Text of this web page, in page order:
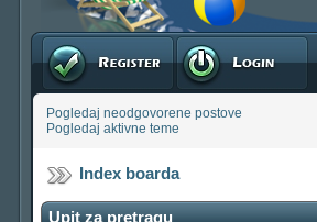
Registruj se Prijavite se
Pogledaj neodgovorene postove
Pogledaj aktivne teme
Index boarda
Upit za pretragu